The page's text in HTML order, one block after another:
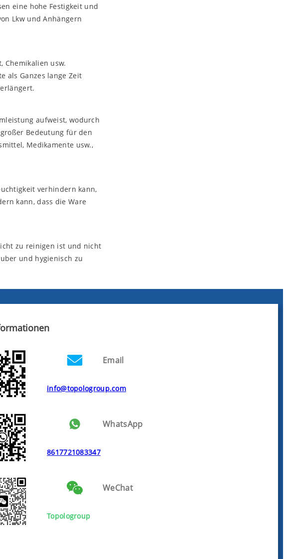
eine hohe Festigkeit und
Lkw und Anhängern
Chemikalien usw.
als Ganzes lange Zeit
aufweist, wodurch
Bedeutung für den
Medikamente usw.,
verhindern kann,
kann, dass die Ware
zu reinigen ist und nicht
und hygienisch zu
Email
info@topologroup.com
WhatsApp
8617721083347
WeChat
Topologroup